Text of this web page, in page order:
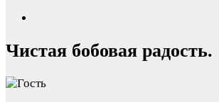
Чистая бобовая радость.